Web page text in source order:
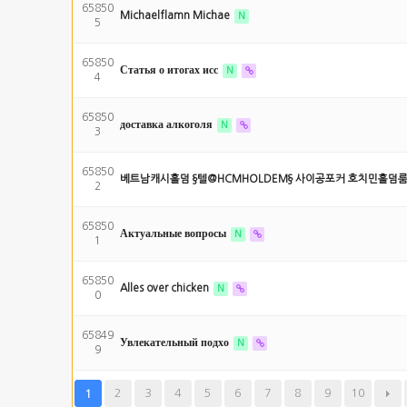
65850
5
Michaelflamn Michae N
65850
4
Статья о итогах исс N
65850
3
доставка алкоголя N
65850
2
베트남캐시홀덤 §텔@HCMHOLDEM§ 사이공포커 호치민홀덤
65850
1
Актуальные вопросы N
65850
0
Alles over chicken N
65849
9
Увлекательный подхо N
1 2 3 4 5 6 7 8 9 10